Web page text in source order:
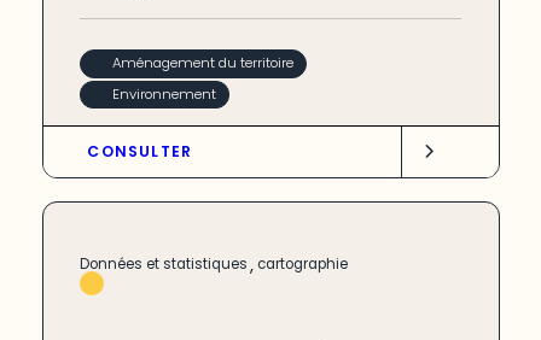
Aménagement du territoire
Environnement
CONSULTER
Données et statistiques, cartographie